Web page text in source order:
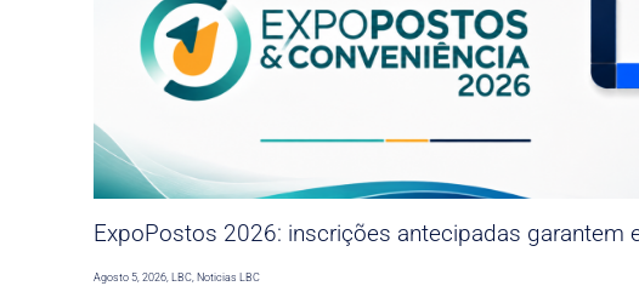
ExpoPostos 2026: inscrições antecipadas garantem
Agosto 5, 2026 ,LBC Noticias LBC